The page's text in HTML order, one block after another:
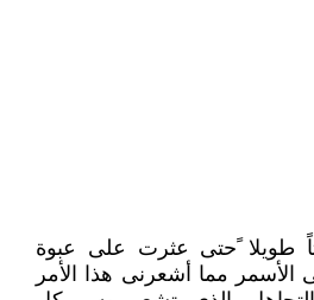
طويلا ًحتى عثرت على عبوة
الأسمر مما أشعرنى هذا الأمر